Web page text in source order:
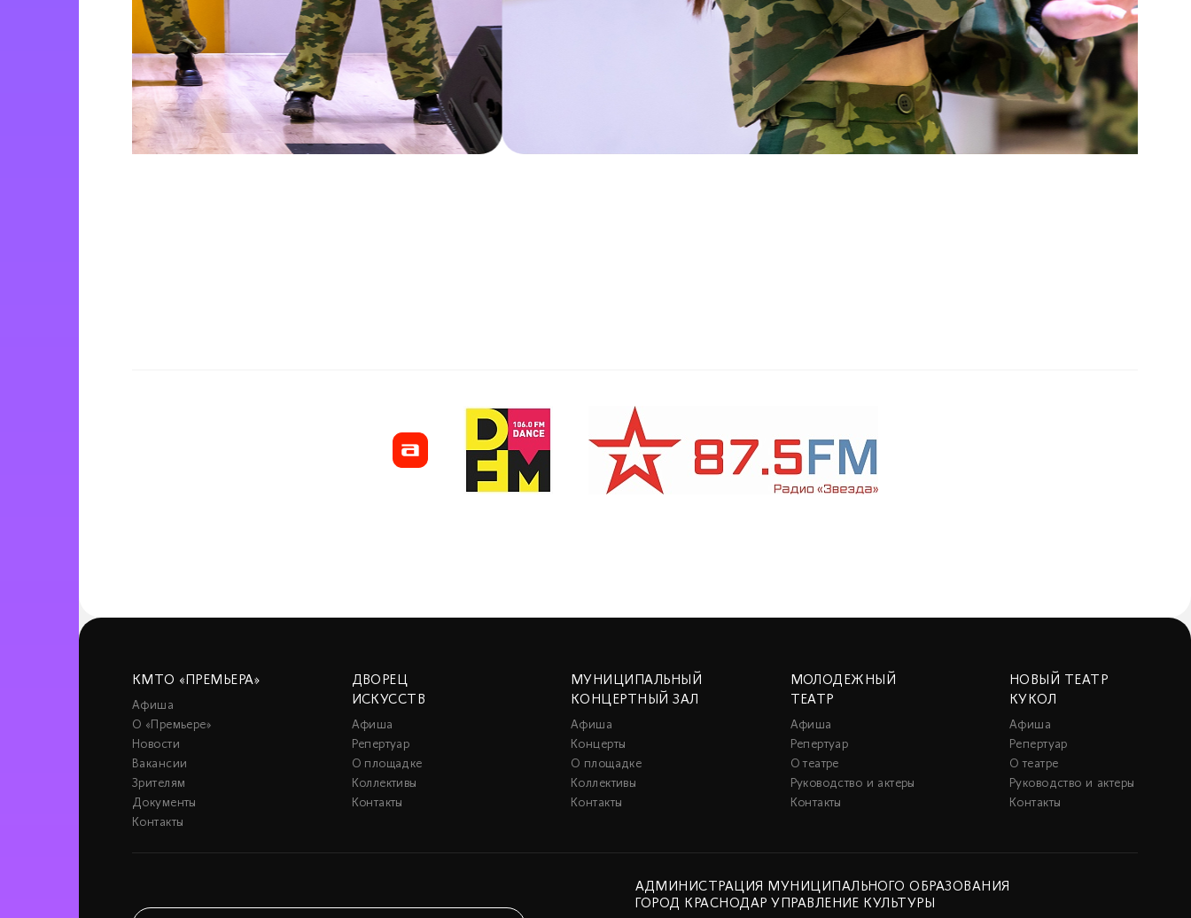
КМТО «ПРЕМЬЕРА»
Афиша
О «Премьере»
Новости
Вакансии
Зрителям
Документы
Контакты
ДВОРЕЦ
ИСКУССТВ
Афиша
Репертуар
О площадке
Коллективы
Контакты
МУНИЦИПАЛЬНЫЙ
КОНЦЕРТНЫЙ ЗАЛ
Афиша
Концерты
О площадке
Коллективы
Контакты
МОЛОДЕЖНЫЙ
ТЕАТР
Афиша
Репертуар
О театре
Руководство и актеры
Контакты
НОВЫЙ ТЕАТР
КУКОЛ
Афиша
Репертуар
О театре
Руководство и актеры
Контакты
АДМИНИСТРАЦИЯ МУНИЦИПАЛЬНОГО ОБРАЗОВАНИЯ
ГОРОД КРАСНОДАР УПРАВЛЕНИЕ КУЛЬТУРЫ